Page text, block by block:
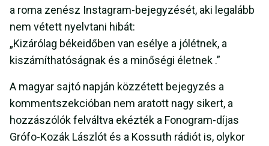
a roma zenész Instagram-bejegyzését, aki legalább
nem vétett nyelvtani hibát:
„Kizárólag békeidőben van esélye a jólétnek, a
kiszámíthatóságnak és a minőségi életnek .”
A magyar sajtó napján közzétett bejegyzés a
kommentszekcióban nem aratott nagy sikert, a
hozzászólók felváltva ekézték a Fonogram-díjas
Grófo-Kozák Lászlót és a Kossuth rádiót is, olykor